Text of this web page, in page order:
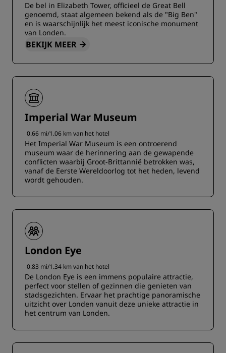
De bel in Elizabeth Tower, officieel de Great Bell
genoemd, staat algemeen bekend als de "Big Ben"
en is waarschijnlijk het meest iconische monument
van Londen.
BEKIJK MEER
Imperial War Museum
0.66 mi/1.06 km van het hotel
Het Imperial War Museum is een ontroerend
museum waar de herinnering aan de gewapende
conflicten waarbij Groot-Brittannië betrokken was,
vanaf de Eerste Wereldoorlog tot het heden, levend
wordt gehouden.
London Eye
0.83 mi/1.34 km van het hotel
De London Eye is een immens populaire attractie,
perfect voor stellen of gezinnen die genieten van
stadsgezichten. Ervaar het prachtige panoramische
uitzicht over Londen vanuit deze unieke attractie in
het centrum van Londen.